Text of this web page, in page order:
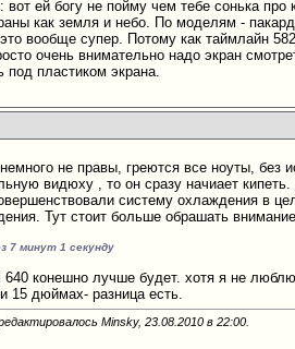
вот ей богу не пойму чем тебе сонька
как земля и небо. По моделям -
вообще супер. Потому как таймлайн
очень внимательно надо экран
под пластиком экрана.
не правы, греются все ноуты, без
видюху , то он сразу начиает
систему охлаждения в
Тут стоит больше обрашать
7 минут 1 секунду
конешно лучше будет. хотя я не
15 дюймах- разница есть.
Minsky, 23.08.2010 в22:00